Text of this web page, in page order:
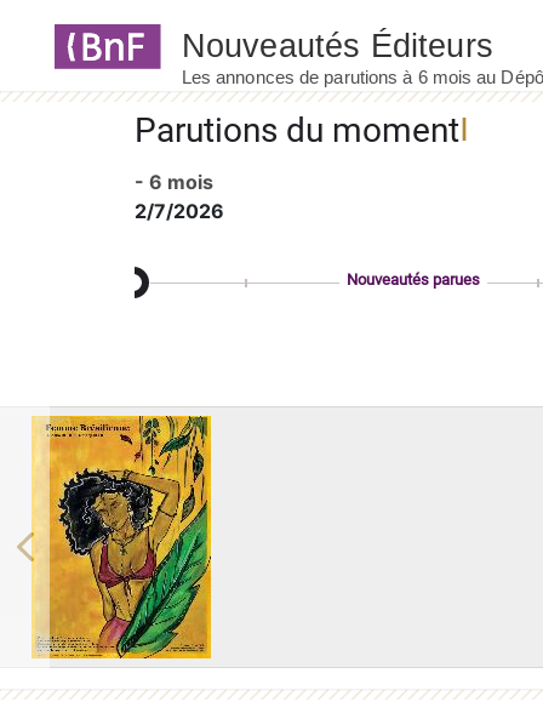
Parutions du moment
- 6 mois
2/7/2026
Nouveautés parues
Previous